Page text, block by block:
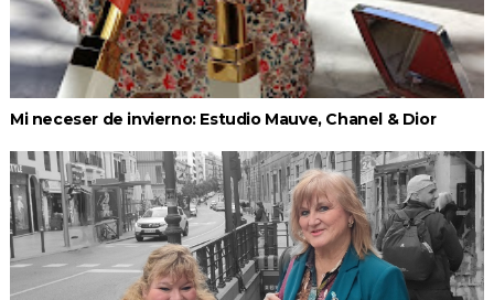
Mi neceser de invierno: Estudio Mauve, Chanel & Dior